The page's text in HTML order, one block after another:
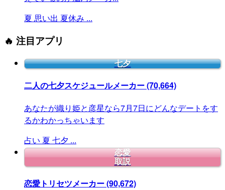
夏 思い出 夏休み ...
🔥 注目アプリ
七夕
二人の七夕スケジュールメーカー(70,664)
あなたが織り姫と彦星なら7月7日にどんなデートをす
るかわかっちゃいます
占い 夏 七夕 ...
恋愛
取説
恋愛トリセツメーカー(90,672)